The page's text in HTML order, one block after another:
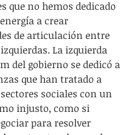
que no hemos dedicado
a crear
de articulación entre
La izquierda
del gobierno se dedicó a
que han tratado a
sociales con un
injusto, como si
para resolver